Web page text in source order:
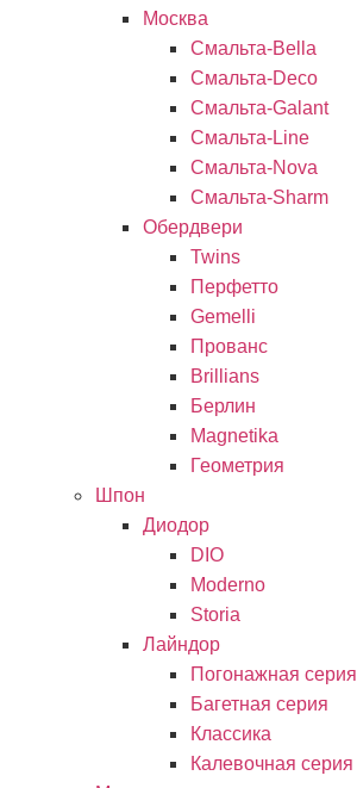
Москва
Смальта-Bella
Смальта-Deco
Смальта-Galant
Смальта-Line
Смальта-Nova
Смальта-Sharm
Обердвери
Twins
Перфетто
Gemelli
Прованс
Brillians
Берлин
Magnetika
Геометрия
Шпон
Диодор
DIO
Moderno
Storia
Лайндор
Погонажная серия
Багетная серия
Классика
Калевочная серия